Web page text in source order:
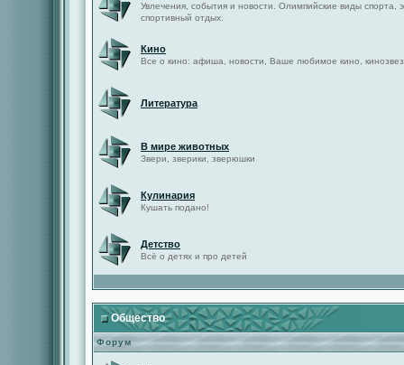
Увлечения, события и новости. Олимпийские виды спорта,
спортивный отдых.
Кино
Все о кино: афиша, новости, Ваше любимое кино,
Литература
В мире животных
Звери, зверики, зверюшки
Кулинария
Кушать подано!
Детство
Всё о детях и про детей
Общество
Форум